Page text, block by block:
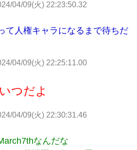
04/09(火) 22:23:50.32
て人権キャラになるまで待ちだ
04/09(火) 22:25:11.00
つだよ
04/09(火) 22:30:31.46
なんだな